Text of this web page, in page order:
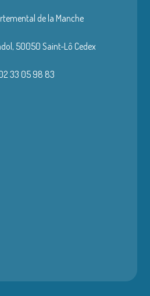
de la Manche
50050 Saint-Lô Cedex
33 05 98 83